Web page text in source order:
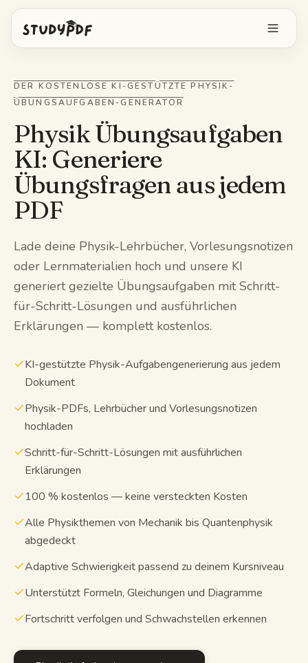
Anmelden
Funktionen
Bo alles fragen
KI-Karteikarten
Image Occlusion
Probeprüfungen
Mindmaps
Lernleitfäden
KI-Zusammenfassung
Spickzettel
Kostenlose Tools
Preise
DER KOSTENLOSE KI-GESTÜTZTE PHYSIK-
ÜBUNGSAUFGABEN-GENERATOR
Physik Übungsaufgaben
KI: Generiere
Übungsfragen aus jedem
PDF
Lade deine Physik-Lehrbücher, Vorlesungsnotizen
oder Lernmaterialien hoch und unsere KI
generiert gezielte Übungsaufgaben mit Schritt-
für-Schritt-Lösungen und ausführlichen
Erklärungen — komplett kostenlos.
KI-gestützte Physik-Aufgabengenerierung aus jedem
Dokument
Physik-PDFs, Lehrbücher und Vorlesungsnotizen
hochladen
Schritt-für-Schritt-Lösungen mit ausführlichen
Erklärungen
100 % kostenlos — keine versteckten Kosten
Alle Physikthemen von Mechanik bis Quantenphysik
abgedeckt
Adaptive Schwierigkeit passend zu deinem Kursniveau
Unterstützt Formeln, Gleichungen und Diagramme
Fortschritt verfolgen und Schwachstellen erkennen